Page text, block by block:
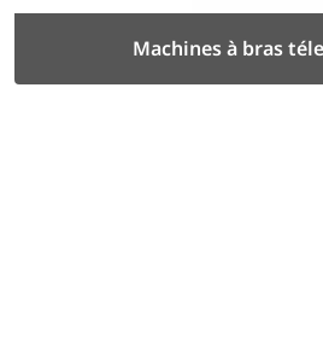
Machines à bras